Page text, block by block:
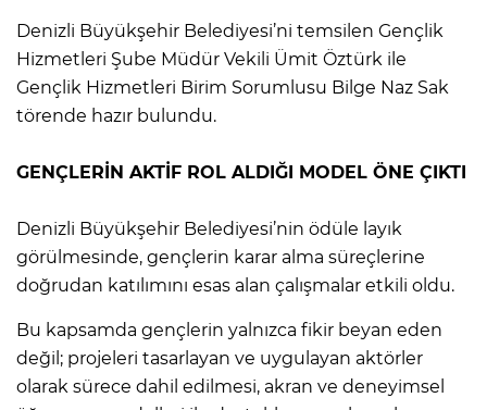
Denizli Büyükşehir Belediyesi’ni temsilen Gençlik
Hizmetleri Şube Müdür Vekili Ümit Öztürk ile
Gençlik Hizmetleri Birim Sorumlusu Bilge Naz Sak
törende hazır bulundu.
GENÇLERİN AKTİF ROL ALDIĞI MODEL ÖNE ÇIKTI
Denizli Büyükşehir Belediyesi’nin ödüle layık
görülmesinde, gençlerin karar alma süreçlerine
doğrudan katılımını esas alan çalışmalar etkili oldu.
Bu kapsamda gençlerin yalnızca fikir beyan eden
değil; projeleri tasarlayan ve uygulayan aktörler
olarak sürece dahil edilmesi, akran ve deneyimsel